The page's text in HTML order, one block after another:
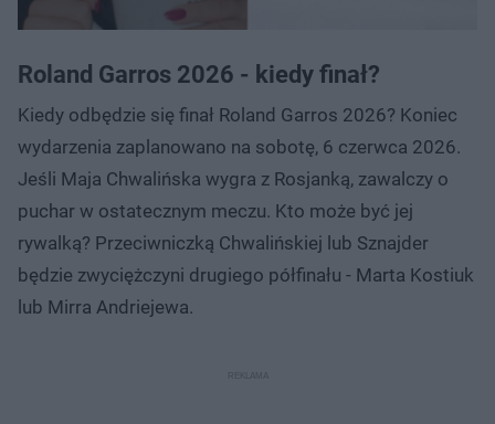
Roland Garros 2026 - kiedy finał?
Kiedy odbędzie się finał Roland Garros 2026? Koniec
wydarzenia zaplanowano na sobotę, 6 czerwca 2026.
Jeśli Maja Chwalińska wygra z Rosjanką, zawalczy o
puchar w ostatecznym meczu. Kto może być jej
rywalką? Przeciwniczką Chwalińskiej lub Sznajder
będzie zwyciężczyni drugiego półfinału - Marta Kostiuk
lub Mirra Andriejewa.